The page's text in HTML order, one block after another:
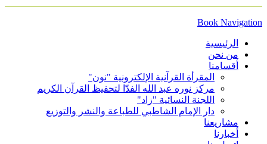
Book Navigation
الرئيسية
من نحن
أقسامنا
المقرأة القرآنية الإلكترونية "نون"
مركز نوره عبد الله الفدّا لتحفيظ القرآن الكريم
اللجنة النسائية "زاد"
دار الإمام الشاطبي للطباعة والنشر والتوزيع
مشاريعنا
أخبارنا